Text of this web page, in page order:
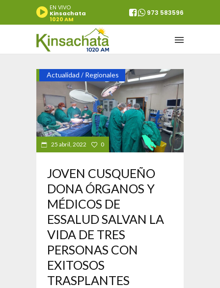
EN VIVO
Kinsachata
1020 AM
973 583596
Actualidad / Regionales
25 abril, 2022 0
JOVEN CUSQUEÑO
DONA ÓRGANOS Y
MÉDICOS DE
ESSALUD SALVAN LA
VIDA DE TRES
PERSONAS CON
EXITOSOS
TRASPLANTES